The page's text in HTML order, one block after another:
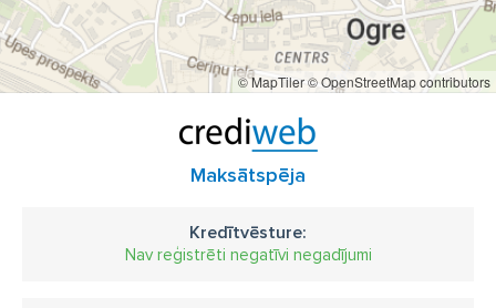
© MapTiler© OpenStreetMap contributors
Maksātspēja
Kredītvēsture:
Nav reģistrēti negatīvi negadījumi